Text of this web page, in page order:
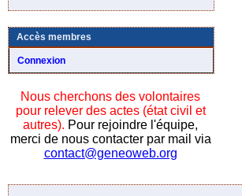
Accès membres
Connexion
Nous cherchons des volontaires
pour relever des actes (état civil et
autres). Pour rejoindre l'équipe,
merci de nous contacter par mail via
contact@geneoweb.org